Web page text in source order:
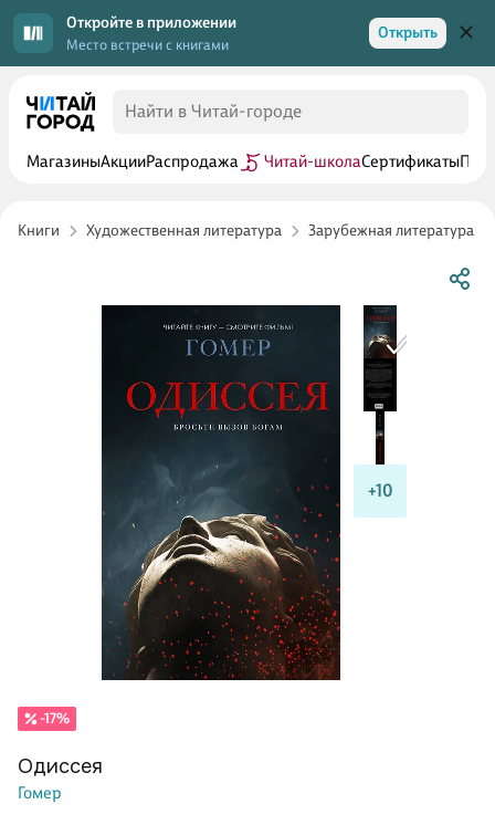
Откройте в приложении
Место встречи с книгами
Открыть
МагазиныАкцииРаспродажа Читай-школаСертификаты
Книги Художественная литература Зарубежная литература
+10
-17%
Одиссея
Гомер